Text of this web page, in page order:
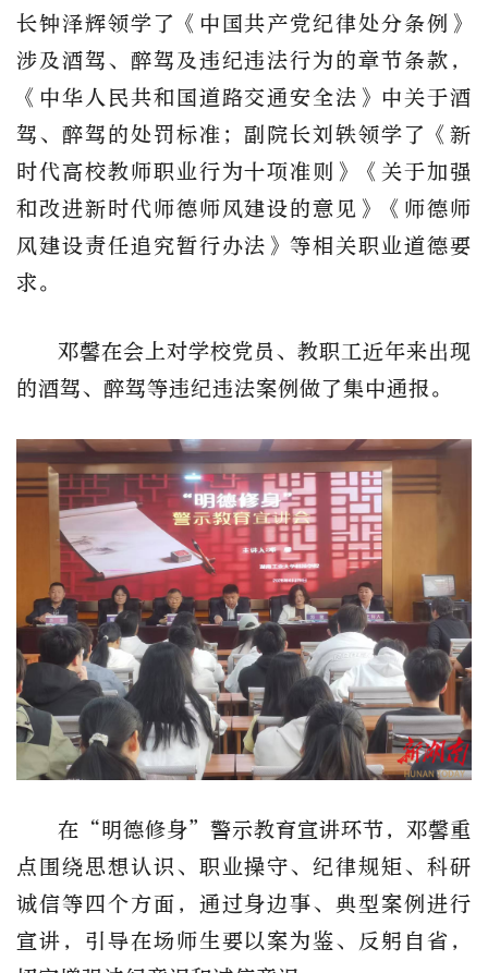
长钟泽辉领学了《中国共产党纪律处分条例》
涉及酒驾、醉驾及违纪违法行为的章节条款，
《中华人民共和国道路交通安全法》中关于酒
驾、醉驾的处罚标准；副院长刘轶领学了《新
时代高校教师职业行为十项准则》《关于加强
和改进新时代师德师风建设的意见》《师德师
风建设责任追究暂行办法》等相关职业道德要
求。
邓馨在会上对学校党员、教职工近年来出现
的酒驾、醉驾等违纪违法案例做了集中通报。
在“明德修身”警示教育宣讲环节，邓馨重
点围绕思想认识、职业操守、纪律规矩、科研
诚信等四个方面，通过身边事、典型案例进行
宣讲，引导在场师生要以案为鉴、反躬自省，